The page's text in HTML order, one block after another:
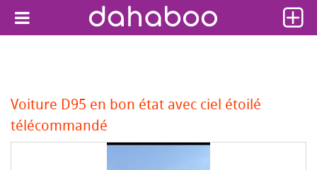
Voiture D95 en bon état avec ciel étoilé
télécommandé